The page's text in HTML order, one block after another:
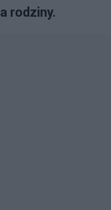
rodziny.